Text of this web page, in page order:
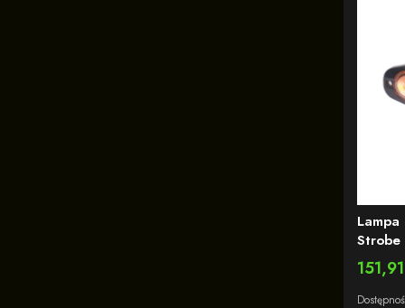
12/24V
Cena